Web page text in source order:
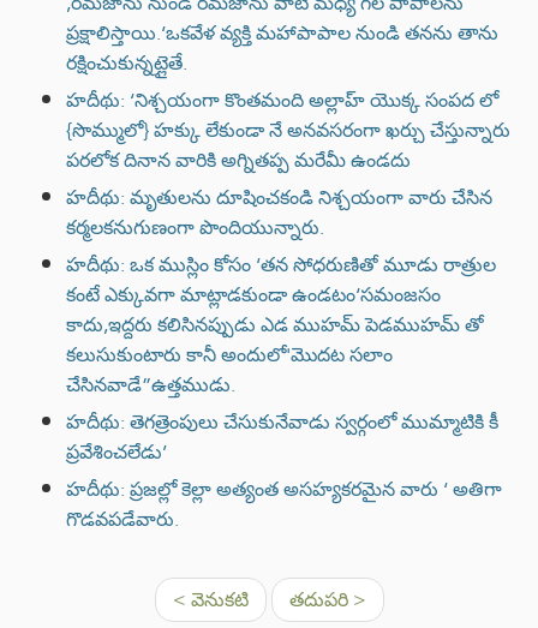
ప్రక్షాలిస్తాయి.‘ఒకవేళ వ్యక్తి మహాపాపాల నుండి తనను తాను
రక్షించుకున్నట్లైతే.
హదీథు: ‘నిశ్చయంగా కొంతమంది అల్లాహ్ యొక్క సంపద లో
{సొమ్ములో} హక్కు లేకుండా నే అనవసరంగా ఖర్చు చేస్తున్నారు
పరలోక దినాన వారికి అగ్నితప్ప మరేమీ ఉండదు
హదీథు: మృతులను దూషించకండి నిశ్చయంగా వారు చేసిన
కర్మలకనుగుణంగా పొందియున్నారు.
హదీథు: ఒక ముస్లిం కోసం ‘తన సోధరుణితో మూడు రాత్రుల
కంటే ఎక్కువగా మాట్లాడకుండా ఉండటం‘సమంజసం
కాదు,ఇద్దరు కలిసినప్పుడు ఎడ ముహమ్ పెడముహమ్ తో
కలుసుకుంటారు కానీ అందులో'మొదట సలాం
చేసినవాడే”ఉత్తముడు.
హదీథు: తెగత్రెంపులు చేసుకునేవాడు స్వర్గంలో ముమ్మాటికి కీ
ప్రవేశించలేడు’
హదీథు: ప్రజల్లో కెల్లా అత్యంత అసహ్యకరమైన వారు ‘ అతిగా
గొడవపడేవారు.
< వెనుకటి తదుపరి >